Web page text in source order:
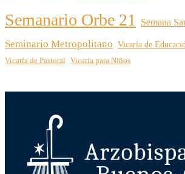
Semanario Orbe 21
Semana
Seminario Metropolitano Vicaría de
Vicaría de Pastoral Vicaría para Niños